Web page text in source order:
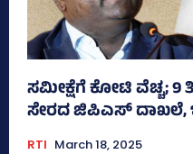
ಸಮೀಕ್ಷೆಗೆ ಕೋಟಿ ವೆಚ್ಚ; 9
ಸೇರದ ಜಿಪಿಎಸ್‌ ದಾಖಲೆ,
RTI March 18, 2025